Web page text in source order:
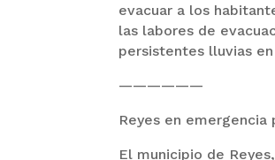
evacuar a los
las labores de
persistentes lluvias
——————
Reyes en emergencia
El municipio de